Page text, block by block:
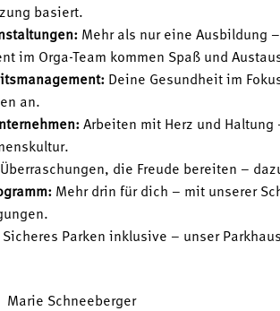
basiert.
Mehr als nur eine Ausbildung
im Orga-Team kommen Spaß und
Deine Gesundheit im
an.
Arbeiten mit Herz und
Überraschungen, die Freude bereiten –
Mehr drin für dich – mit unserer
Sicheres Parken inklusive – unser
Marie Schneeberger